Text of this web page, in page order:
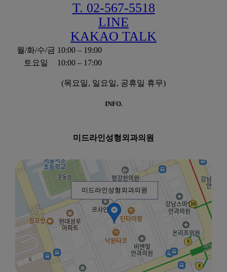
T. 02-567-5518
LINE
KAKAO TALK
월/화/수/금 10:00 – 19:00
토요일
10:00 – 17:00
(목요일, 일요일, 공휴일 휴무)
INFO.
미드라인성형외과의원
미드라인성형외과의원